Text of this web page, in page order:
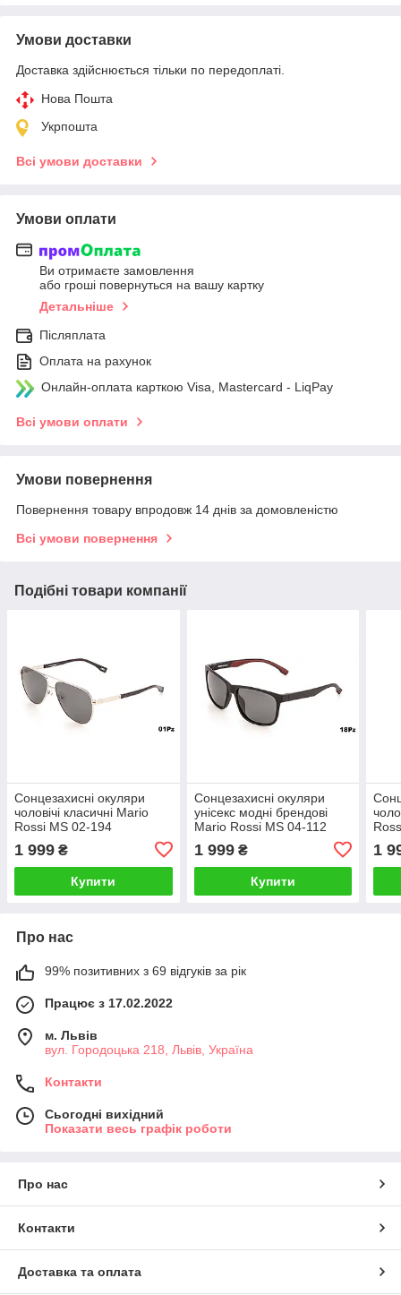
Умови доставки
Доставка здійснюється тільки по передоплаті.
Нова Пошта
Укрпошта
Всі умови доставки
Умови оплати
Ви отримаєте замовлення
або гроші повернуться на вашу картку
Детальніше
Післяплата
Оплата на рахунок
Онлайн-оплата карткою Visa, Mastercard - LiqPay
Всі умови оплати
Умови повернення
Повернення товару впродовж 14 днів за домовленістю
Всі умови повернення
Подібні товари компанії
Cонцезахисні окуляри
чоловічі класичні Mario
Rossi MS 02-194
1 999 ₴
Купити
Cонцезахисні окуляри
унісекс модні брендові
Mario Rossi MS 04-112
1 999₴
Купити
1
Про нас
99% позитивних з 69 відгуків за рік
Працює з 17.02.2022
м. Львів
вул. Городоцька 218, Львів, Україна
Контакти
Сьогодні вихідний
Показати весь графік роботи
Про нас
Контакти
Доставка та оплата